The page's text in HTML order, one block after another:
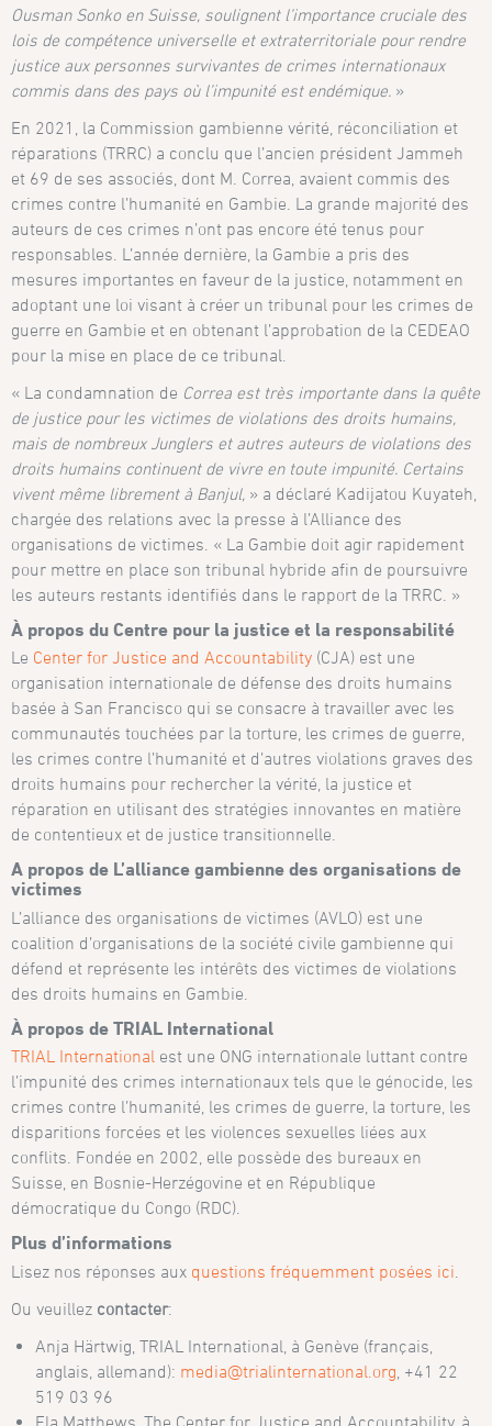
Ousman Sonko en Suisse, soulignent l’importance cruciale des
lois de compétence universelle et extraterritoriale pour rendre
justice aux personnes survivantes de crimes internationaux
commis dans des pays où l’impunité est endémique. »
En 2021, la Commission gambienne vérité, réconciliation et
réparations (TRRC) a conclu que l’ancien président Jammeh
et 69 de ses associés, dont M. Correa, avaient commis des
crimes contre l’humanité en Gambie. La grande majorité des
auteurs de ces crimes n’ont pas encore été tenus pour
responsables. L’année dernière, la Gambie a pris des
mesures importantes en faveur de la justice, notamment en
adoptant une loi visant à créer un tribunal pour les crimes de
guerre en Gambie et en obtenant l’approbation de la CEDEAO
pour la mise en place de ce tribunal.
« La condamnation de Correa est très importante dans la quête
de justice pour les victimes de violations des droits humains,
mais de nombreux Junglers et autres auteurs de violations des
droits humains continuent de vivre en toute impunité. Certains
vivent même librement à Banjul, » a déclaré Kadijatou Kuyateh,
chargée des relations avec la presse à l’Alliance des
organisations de victimes. « La Gambie doit agir rapidement
pour mettre en place son tribunal hybride afin de poursuivre
les auteurs restants identifiés dans le rapport de la TRRC. »
À propos du Centre pour la justice et la responsabilité
Le Center for Justice and Accountability (CJA) est une
organisation internationale de défense des droits humains
basée à San Francisco qui se consacre à travailler avec les
communautés touchées par la torture, les crimes de guerre,
les crimes contre l’humanité et d’autres violations graves des
droits humains pour rechercher la vérité, la justice et
réparation en utilisant des stratégies innovantes en matière
de contentieux et de justice transitionnelle.
A propos de L’alliance gambienne des organisations de
victimes
L’alliance des organisations de victimes (AVLO) est une
coalition d’organisations de la société civile gambienne qui
défend et représente les intérêts des victimes de violations
des droits humains en Gambie.
À propos de TRIAL International
TRIAL International est une ONG internationale luttant contre
l’impunité des crimes internationaux tels que le génocide, les
crimes contre l’humanité, les crimes de guerre, la torture, les
disparitions forcées et les violences sexuelles liées aux
conflits. Fondée en 2002, elle possède des bureaux en
Suisse, en Bosnie-Herzégovine et en République
démocratique du Congo (RDC).
Plus d’informations
Lisez nos réponses aux questions fréquemment posées ici
Ou veuillez contacter:
Anja Härtwig, TRIAL International, à Genève (français,
anglais, allemand): media@trialinternational.org , +41 22
519 03 96
Ela Matthews, The Center for Justice and Accountability, à